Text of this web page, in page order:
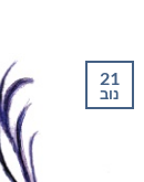
21
נוב